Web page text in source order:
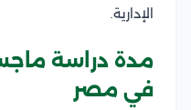
الإدارية.
مدة دراسة
في مصر